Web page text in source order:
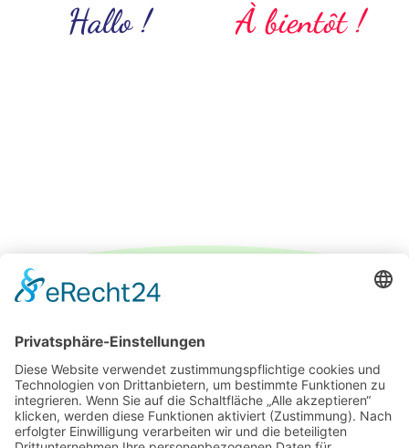
Hallo ! À bientôt !
IMPRESSUM DATENSCHUTZERKLÄRUNG
PARTNER ÜBER UNS KONTAKT